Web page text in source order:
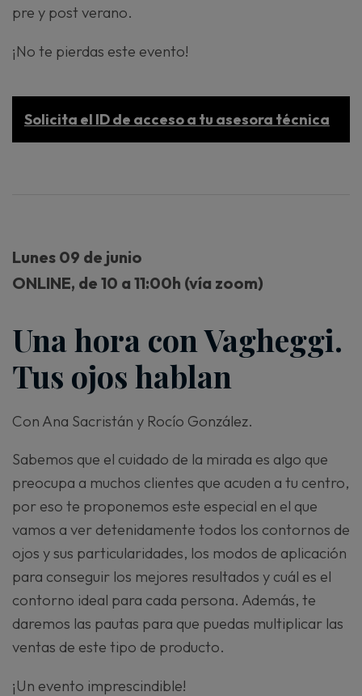
pre y post verano.
¡No te pierdas este evento!
Solicita el ID de acceso a tu asesora técnica
Lunes 09 de junio
ONLINE, de 10 a 11:00h (vía zoom)
Una hora con Vagheggi.
Tus ojos hablan
Con Ana Sacristán y Rocío González.
Sabemos que el cuidado de la mirada es algo que
preocupa a muchos clientes que acuden a tu centro,
por eso te proponemos este especial en el que
vamos a ver detenidamente todos los contornos de
ojos y sus particularidades, los modos de aplicación
para conseguir los mejores resultados y cuál es el
contorno ideal para cada persona. Además, te
daremos las pautas para que puedas multiplicar las
ventas de este tipo de producto.
¡Un evento imprescindible!